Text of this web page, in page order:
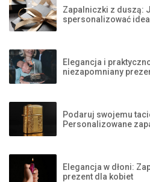
Zapalniczki z duszą:
spersonalizować
Elegancja i
niezapomniany
Podaruj swojemu
Personalizowane
Elegancja w dłoni:
prezent dla kobiet